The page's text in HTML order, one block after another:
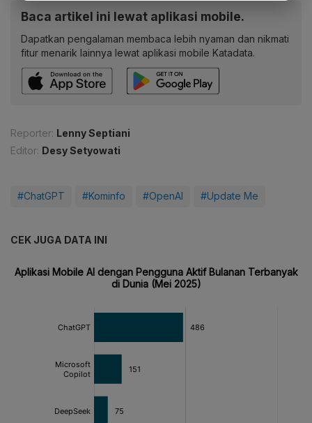
Baca artikel ini lewat aplikasi mobile.
Dapatkan pengalaman membaca lebih nyaman dan nikmati
fitur menarik lainnya lewat aplikasi mobile Katadata.
Reporter: Lenny Septiani
Editor: Desy Setyowati
#ChatGPT #Kominfo #OpenAI #Update Me
CEK JUGA DATA INI